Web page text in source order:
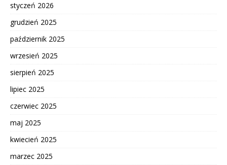
styczeń 2026
grudzień 2025
październik 2025
wrzesień 2025
sierpień 2025
lipiec 2025
czerwiec 2025
maj 2025
kwiecień 2025
marzec 2025